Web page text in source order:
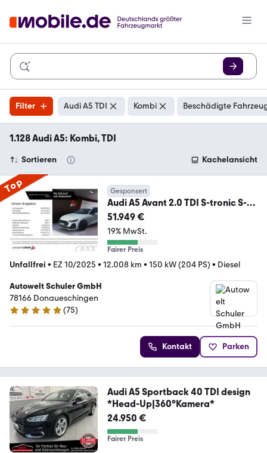
Filter Audi A5 TDI Kombi Beschädigte
1.128 Audi A5: Kombi, TDI
Sortieren Kachelansicht
Top Gesponsert
Audi A5 Avant 2.0 TDI S-tronic S-
line AHK
51.949 €
19% MwSt.
Fairer Preis
Unfallfrei • EZ 10/2025 • 12.008 km • 150 kW (204 PS) • Diesel
Autowelt Schuler GmbH
78166 Donaueschingen
4.9 Sterne
(75)
Kontakt Parken
Audi A5 Sportback 40 TDI design
*Head-Up|360°Kamera*
24.950 €
Fairer Preis